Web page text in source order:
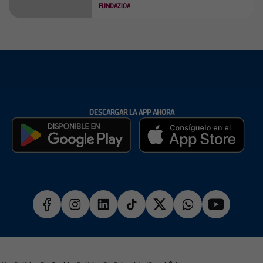
FUNDAZIOA
DESCARGAR LA APP AHORA